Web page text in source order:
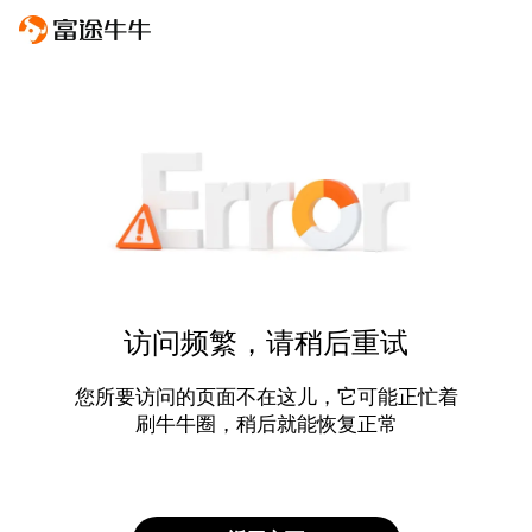
访问频繁，请稍后重试
您所要访问的页面不在这儿，它可能正忙着
刷牛牛圈，稍后就能恢复正常